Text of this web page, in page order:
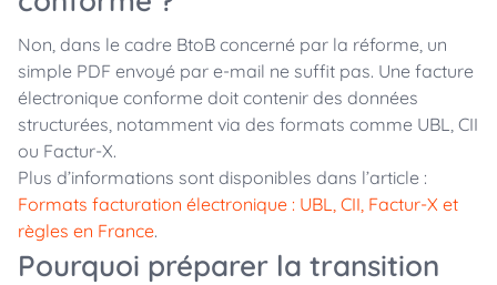
Non, dans le cadre BtoB concerné par la réforme, un
simple PDF envoyé par e-mail ne suffit pas. Une facture
électronique conforme doit contenir des données
structurées, notamment via des formats comme UBL, CII
ou Factur-X.
Plus d’informations sont disponibles dans l’article :
Formats facturation électronique : UBL, CII, Factur-X et
règles en France.
Pourquoi préparer la transition